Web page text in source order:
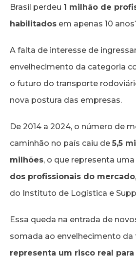
Brasil perdeu 1 milhão de
habilitados em apenas 10
A falta de interesse de
envelhecimento da categoria
o futuro do transporte
nova postura das empresas.
De 2014 a 2024, o número de
caminhão no país caiu de 5,5
milhões, o que representa
dos profissionais do mercado
do Instituto de Logística e
Essa queda na entrada de
somada ao envelhecimento da
representa um risco real para